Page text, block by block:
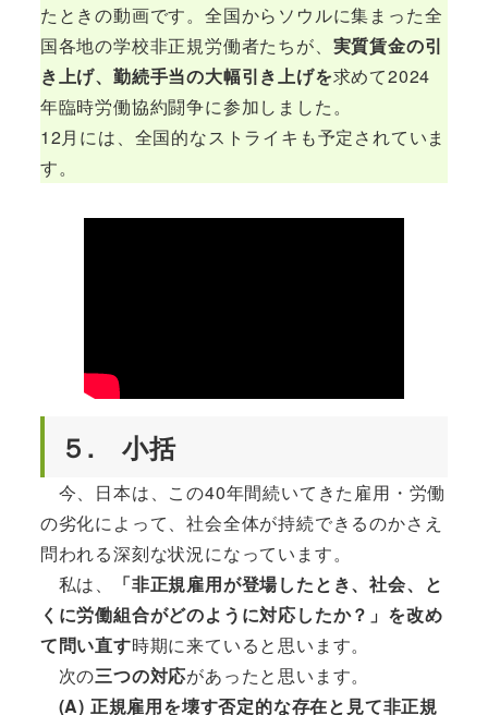
たときの動画です。全国からソウルに集まった全
国各地の学校非正規労働者たちが、 実質賃金の引
き上げ、勤続手当の大幅引き上げを求めて2024
年臨時労働協約闘争に参加しました。
12月には、全国的なストライキも予定されていま
す。
５. 小括
今、日本は、この40年間続いてきた雇用・労働
の劣化によって、社会全体が持続できるのかさえ
問われる深刻な状況になっています。
私は、
「非正規雇用が登場したとき、社会、と
くに労働組合がどのように対応したか？」を改め
て問い直す時期に来ていると思います。
次の三つの対応があったと思います。
(A) 正規雇用を壊す否定的な存在と見て非正規